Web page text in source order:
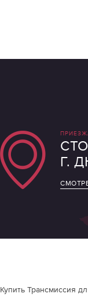
СТО
Г.
Купить Трансмиссия